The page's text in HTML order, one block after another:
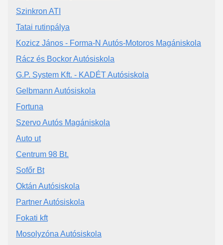
Szinkron ATI
Tatai rutinpálya
Kozicz János - Forma-N Autós-Motoros Magániskola
Rácz és Bockor Autósiskola
G.P. System Kft. - KADÉT Autósiskola
Gelbmann Autósiskola
Fortuna
Szervo Autós Magániskola
Auto ut
Centrum 98 Bt.
Sofőr Bt
Oktán Autósiskola
Partner Autósiskola
Fokati kft
Mosolyzóna Autósiskola